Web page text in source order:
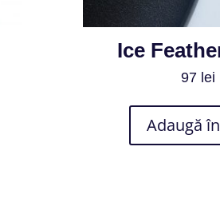
Ice
97lei
Adaugă